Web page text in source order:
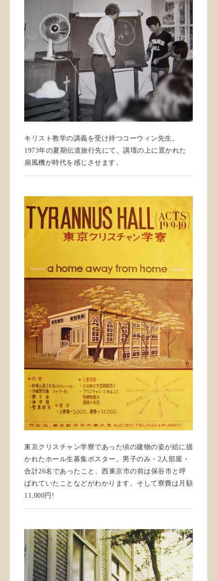
キリスト教学の講義を受け持つコーウィン先生。
1973年の夏期伝道旅行先にて。講壇の上に置かれた
扇風機が時代を感じさせます。
東京クリスチャン学寮であった頃の建物の姿が絵に描
かれたホール生募集ポスター。男子のみ・2人部屋・
合計26名であったこと、西東京市の前は保谷市と呼
ばれていたことなどがわかります。そして寮費は月額
11,000円!